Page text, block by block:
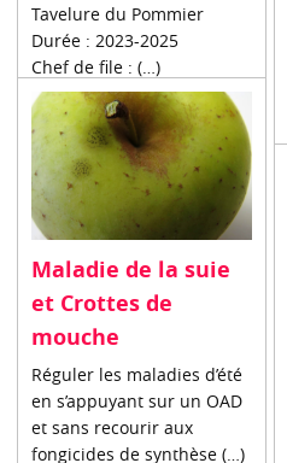
Tavelure du Pommier
Durée : 2023-2025
Chef de file : (…)
Maladie de la suie
et Crottes de
mouche
Réguler les maladies d’été
en s’appuyant sur un OAD
et sans recourir aux
fongicides de synthèse (…)